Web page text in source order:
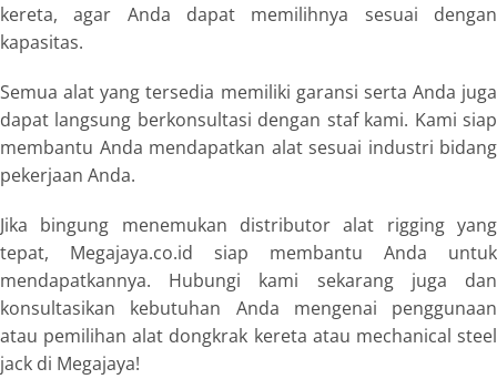
kereta, agar Anda dapat memilihnya sesuai dengan
kapasitas.
Semua alat yang tersedia memiliki garansi serta Anda juga
dapat langsung berkonsultasi dengan staf kami. Kami siap
membantu Anda mendapatkan alat sesuai industri bidang
pekerjaan Anda.
Jika bingung menemukan distributor alat rigging yang
tepat, Megajaya.co.id siap membantu Anda untuk
mendapatkannya. Hubungi kami sekarang juga dan
konsultasikan kebutuhan Anda mengenai penggunaan
atau pemilihan alat dongkrak kereta atau mechanical steel
jack di Megajaya!